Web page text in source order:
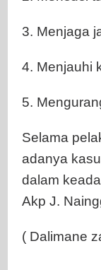
3. Menjaga
4. Menjauhi
5.
Selama
adanya
dalam
Akp J.
( Dalimane